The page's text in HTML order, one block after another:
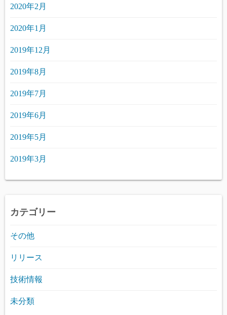
2020年2月
2020年1月
2019年12月
2019年8月
2019年7月
2019年6月
2019年5月
2019年3月
カテゴリー
その他
リリース
技術情報
未分類